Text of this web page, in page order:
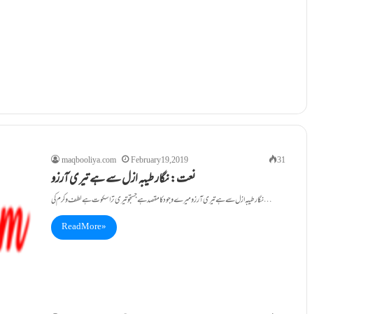
maqbooliya.com February 19, 2019 31
نعت: نگار طیبہ ازل سے ہے تیری آرزو
نگار طیبہ ازل سے ہے تیری آرزو میرے وجود کا مقصد ہے جستجو تیری ترا سکوت ہے لطف وکرم کی…
Read More »